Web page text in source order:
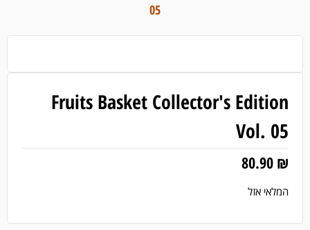
05
Fruits Basket Collector's Edition
Vol. 05
80.90 ₪
המלאי אזל